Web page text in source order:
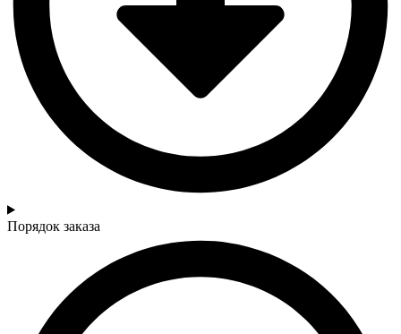
Порядок заказа